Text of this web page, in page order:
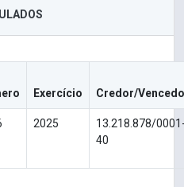
Exercício Credor/
2025
13.218.878/
40